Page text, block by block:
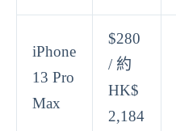
iPhone
13 Pro
Max
$280
/ 約
HK$
2,184